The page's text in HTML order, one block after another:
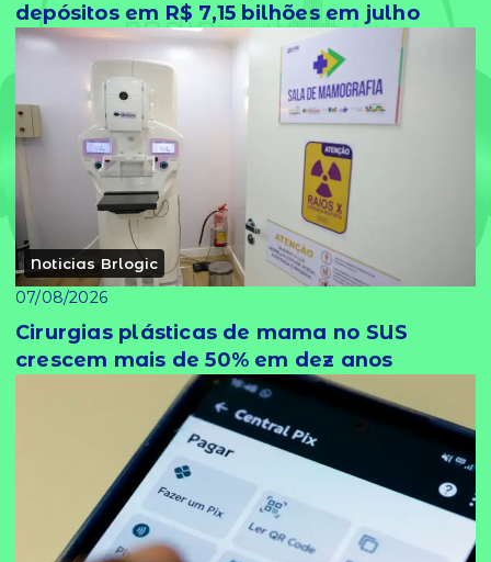
depósitos em R$ 7,15 bilhões em julho
Noticias Brlogic
07/08/2026
Cirurgias plásticas de mama no SUS
crescem mais de 50% em dez anos